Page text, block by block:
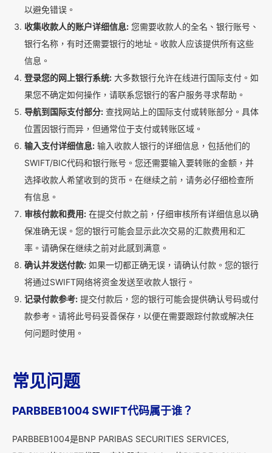
以避免错误。
收集收款人的账户详细信息: 您需要收款人的全名、银行账号、
银行名称，有时还需要银行的地址。收款人应该提供所有这些
信息。
登录您的网上银行系统: 大多数银行允许在线进行国际支付。如
果您不确定如何操作，请联系您银行的客户服务寻求帮助。
导航到国际支付部分: 查找网站上的国际支付或转账部分。具体
位置因银行而异，但通常位于支付或转账区域。
输入支付详细信息: 输入收款人银行的详细信息，包括他们的
SWIFT/BIC代码和银行账号。您还需要输入要转账的金额，并
选择收款人希望收到的货币。在继续之前，请务必仔细检查所
有信息。
审核付款和费用: 在提交付款之前，仔细审核所有详细信息以确
保准确无误。您的银行可能会显示此次交易的汇款费用和汇
率。请确保在继续之前对此感到满意。
确认并发送付款: 如果一切都正确无误，请确认付款。您的银行
将通过SWIFT网络将资金发送至收款人银行。
记录付款参考: 提交付款后，您的银行可能会提供确认号码或付
款参考。请将此号码妥善保存，以便在需要跟踪付款或解决任
何问题时使用。
常见问题
PARBBEB1004 SWIFT代码属于谁？
PARBBEB1004是BNP PARIBAS SECURITIES SERVICES,